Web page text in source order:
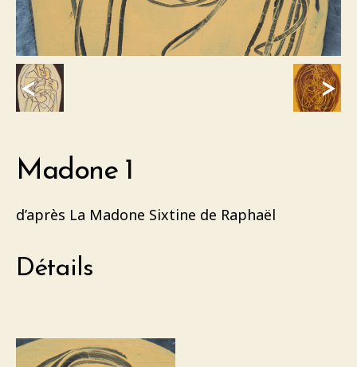
< >
Madone 1
d’après La Madone Sixtine de Raphaël
Détails